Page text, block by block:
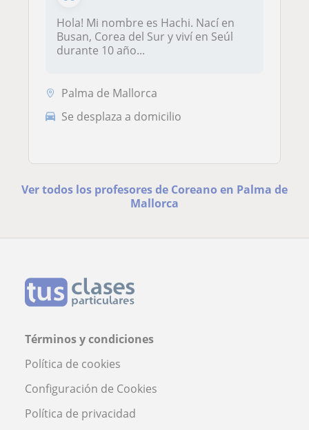
Hola! Mi nombre es Hachi. Nací en
Busan, Corea del Sur y viví en Seúl
durante 10 año...
Palma de Mallorca
Se desplaza a domicilio
Ver todos los profesores de Coreano en Palma de
Mallorca
Términos y condiciones
Política de cookies
Configuración de Cookies
Política de privacidad